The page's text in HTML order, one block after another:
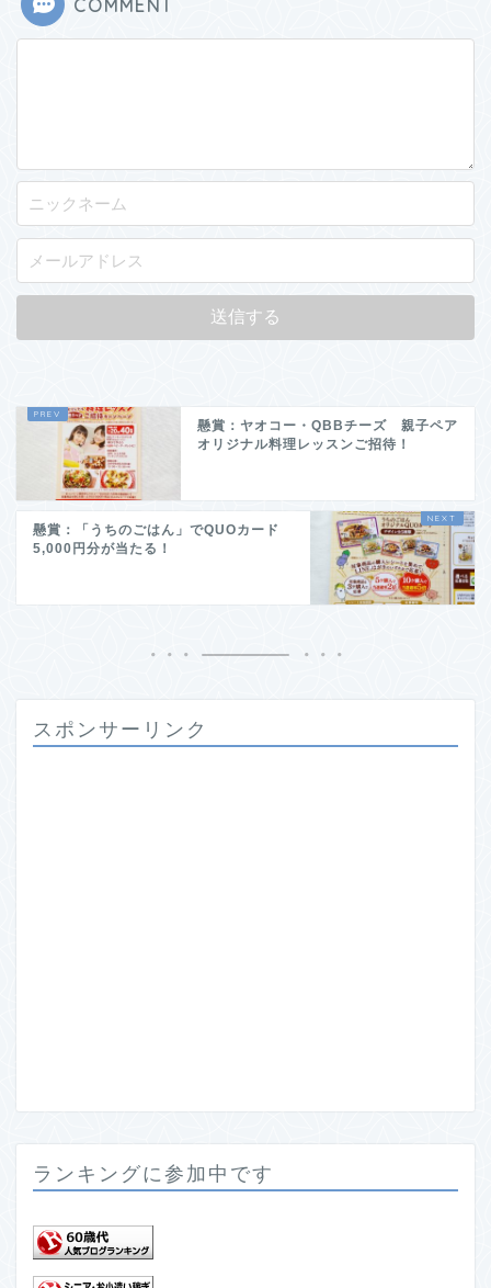
COMMENT
懸賞：ヤオコー・QBBチーズ 親子ペア
オリジナル料理レッスンご招待！
懸賞：「うちのごはん」でQUOカード
5,000円分が当たる！
スポンサーリンク
ランキングに参加中です